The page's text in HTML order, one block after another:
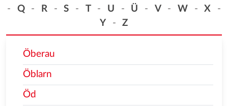
-
Q - R - S - T - U - Ü - V - W - X
-
Y
- Z
Öberau
Öblarn
Öd